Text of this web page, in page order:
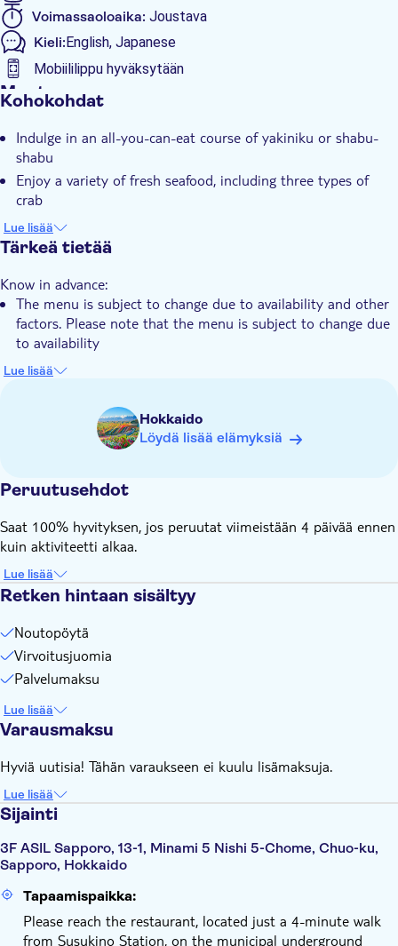
Voimassaoloaika: Joustava
Kieli:English, Japanese
Mobiililippu hyväksytään
Muuta
Paikalliseen makuun
E-lippu
Kohokohdat
Indulge in an all-you-can-eat course of yakiniku or shabu-
shabu
Enjoy a variety of fresh seafood, including three types of
crab
Access to an extensive buffet featuring grilled meats and
innovative dishes
delightful yakiniku experience
Lue lisää
Tärkeä tietää
Know in advance:
The menu is subject to change due to availability and other
factors. Please note that the menu is subject to change due
to availability
Please inform the supplier of any food requirements, by
The photographs are for illustrative purposes only
Dining time is 70 minutes after the reservation time
Even if you arrive late, the end time will not change, so
17:30 start time, the meal time is 17:30-18:40. If you arrive
Lue lisää
Hokkaido
Löydä lisää elämyksiä
Peruutusehdot
Saat 100% hyvityksen, jos peruutat viimeistään 4 päivää ennen
kuin aktiviteetti alkaa.
Lue lisää
Retken hintaan sisältyy
Noutopöytä
Virvoitusjuomia
Palvelumaksu
Lue lisää
Varausmaksu
Hyviä uutisia! Tähän varaukseen ei kuulu lisämaksuja.
Lue lisää
Sijainti
3F ASIL Sapporo, 13-1, Minami 5 Nishi 5-Chome, Chuo-ku,
Sapporo, Hokkaido
Tapaamispaikka:
Please reach the restaurant, located just a 4-minute walk
from Susukino Station, on the municipal underground